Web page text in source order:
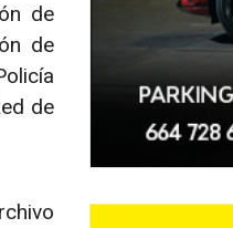
de
de
de